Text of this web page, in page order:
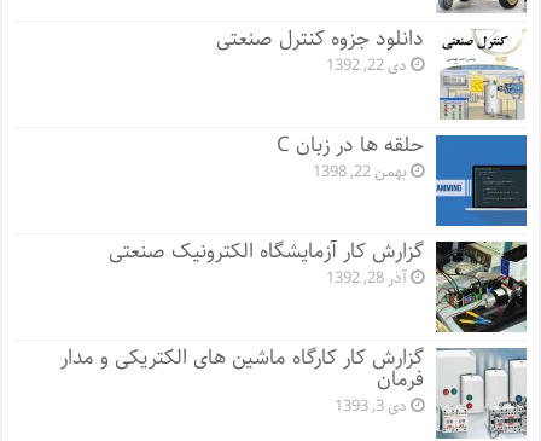
دانلود جزوه کنترل صنعتی
دی 22, 1392
حلقه ها در زبان C
بهمن 22, 1398
گزارش کار آزمایشگاه الکترونیک صنعتی
آذر 28, 1392
گزارش کار کارگاه ماشین های الکتریکی و مدار
فرمان
دی 3, 1393